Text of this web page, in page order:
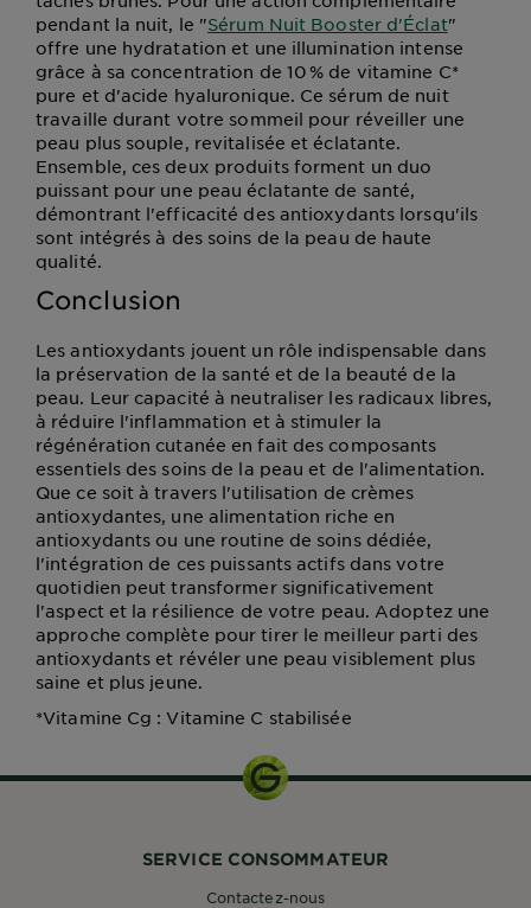
pendant la nuit, le "Sérum Nuit Booster d'Éclat"
offre une hydratation et une illumination intense
grâce à sa concentration de 10 % de vitamine C*
pure et d'acide hyaluronique. Ce sérum de nuit
travaille durant votre sommeil pour réveiller une
peau plus souple, revitalisée et éclatante.
Ensemble, ces deux produits forment un duo
puissant pour une peau éclatante de santé,
démontrant l'efficacité des antioxydants lorsqu'ils
sont intégrés à des soins de la peau de haute
qualité.
Conclusion
Les antioxydants jouent un rôle indispensable dans
la préservation de la santé et de la beauté de la
peau. Leur capacité à neutraliser les radicaux libres,
à réduire l'inflammation et à stimuler la
régénération cutanée en fait des composants
essentiels des soins de la peau et de l'alimentation.
Que ce soit à travers l'utilisation de crèmes
antioxydantes, une alimentation riche en
antioxydants ou une routine de soins dédiée,
l'intégration de ces puissants actifs dans votre
quotidien peut transformer significativement
l'aspect et la résilience de votre peau. Adoptez une
approche complète pour tirer le meilleur parti des
antioxydants et révéler une peau visiblement plus
saine et plus jeune.
*Vitamine Cg : Vitamine C stabilisée
SERVICE CONSOMMATEUR
Contactez-nous